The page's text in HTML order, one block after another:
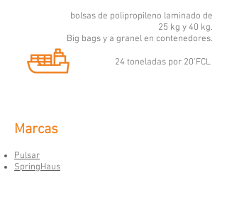
bolsas de polipropileno laminado de
25 kg y 40 kg.
Big bags y a granel en contenedores.
24 toneladas por 20’FCL
Marcas
Pulsar​
SpringHaus